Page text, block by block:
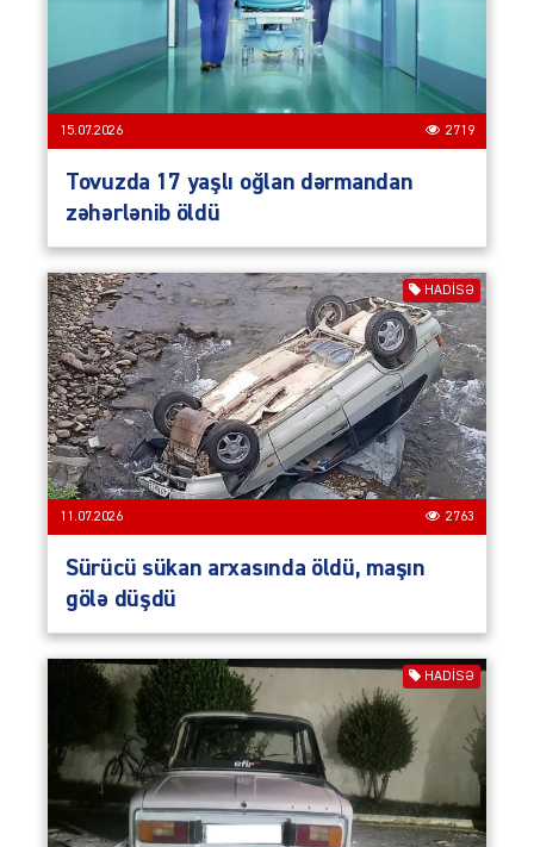
15.07.2026 2719
Tovuzda 17 yaşlı oğlan dərmandan
zəhərlənib öldü
HADISƏ
11.07.2026 2763
Sürücü sükan arxasında öldü, maşın
gölə düşdü
HADISƏ